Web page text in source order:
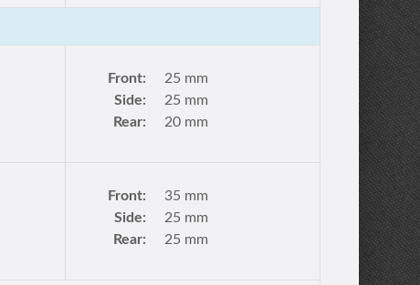
Front:
25 mm
Side:
25 mm
Rear:
20 mm
Front:
35 mm
Side:
25 mm
Rear:
25 mm